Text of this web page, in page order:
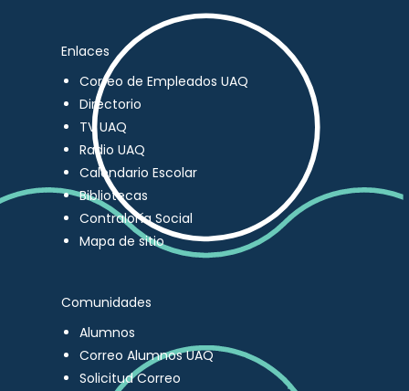
Enlaces
Correo de Empleados UAQ
Directorio
TV UAQ
Radio UAQ
Calendario Escolar
Bibliotecas
Contraloría Social
Mapa de sitio
Comunidades
Alumnos
Correo Alumnos UAQ
Solicitud Correo